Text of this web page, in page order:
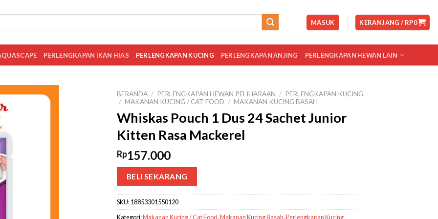
MASUK KERANJANG / RP0
PERLENGKAPAN IKAN HIAS PERLENGKAPAN KUCING PERLENGKAPAN ANJING PERLENGKAPAN HEWAN LAIN
BERANDA / PERLENGKAPAN HEWAN PELIHARAAN / PERLENGKAPAN KUCING
/ MAKANAN KUCING / CAT FOOD / MAKANAN KUCING BASAH
Whiskas Pouch 1 Dus 24 Sachet Junior
Kitten Rasa Mackerel
Rp157.000
BELI SEKARANG
SKU:18853301550120
Kategori:Makanan Kucing / Cat Food,Makanan Kucing Basah,Perlengkapan Kucing